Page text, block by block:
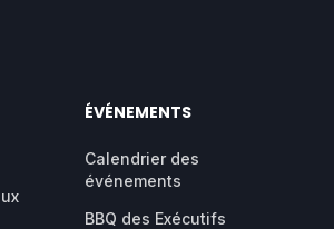
ÉVÉNEMENTS
Calendrier des
événements
BBQ des Exécutifs